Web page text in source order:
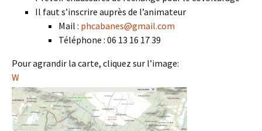
Il faut s’inscrire auprès de l’animateur
Mail : phcabanes@gmail.com
Téléphone : 06 13 16 17 39
Pour agrandir la carte, cliquez sur l’image:
W